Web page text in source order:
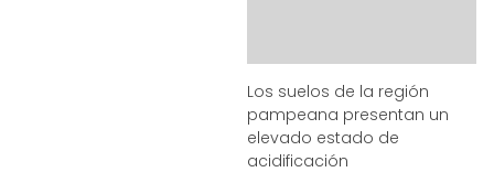
Los suelos de la región
pampeana presentan un
elevado estado de
acidificación